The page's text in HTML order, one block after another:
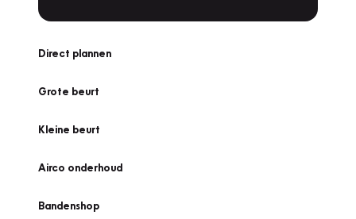
Direct plannen
Grote beurt
Kleine beurt
Airco onderhoud
Bandenshop